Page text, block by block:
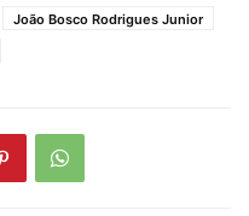
João Bosco Rodrigues Junior